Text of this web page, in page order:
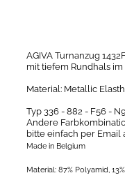
AGIVA Turnanzug
mit tiefem Rundhals
Material: Metallic
Typ 336 - 882 - F56 -
Andere
bitte einfach per Email
Made in Belgium
Material: 87% Polyamid,